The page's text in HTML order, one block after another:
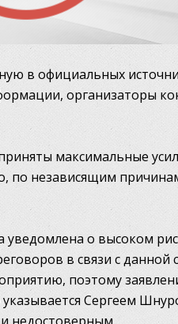
в официальных
организаторы
максимальные
по независящим
уведомлена о высоком
в связи с данной
поэтому
Сергеем